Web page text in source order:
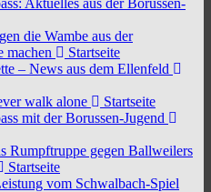
Aktuelles aus der Borussen-
die Wambe aus der
machen
Startseite
– News aus dem Ellenfeld
walk alone
Startseite
mit der Borussen-Jugend
Rumpftruppe gegen Ballweilers
Startseite
vom Schwalbach-Spiel